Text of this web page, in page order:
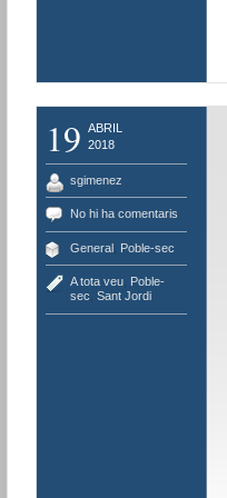
19 ABRIL
2018
sgimenez
No hi ha comentaris
General, Poble-sec
A tota veu, Poble-
sec, Sant Jordi